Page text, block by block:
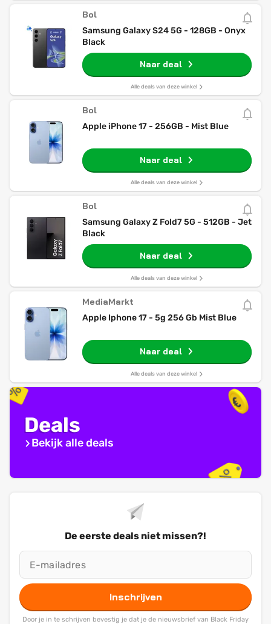
Bol
Samsung Galaxy S24 5G - 128GB - Onyx
Black
Naar deal
Alle deals van deze winkel
Bol
Apple iPhone 17 - 256GB - Mist Blue
Naar deal
Alle deals van deze winkel
Bol
Samsung Galaxy Z Fold7 5G - 512GB - Jet
Black
Naar deal
Alle deals van deze winkel
MediaMarkt
Apple Iphone 17 - 5g 256 Gb Mist Blue
Naar deal
Alle deals van deze winkel
Deals
Bekijk alle deals
De eerste deals niet missen?!
Inschrijven
Door je in te schrijven bevestig je dat je de nieuwsbrief van Black Friday